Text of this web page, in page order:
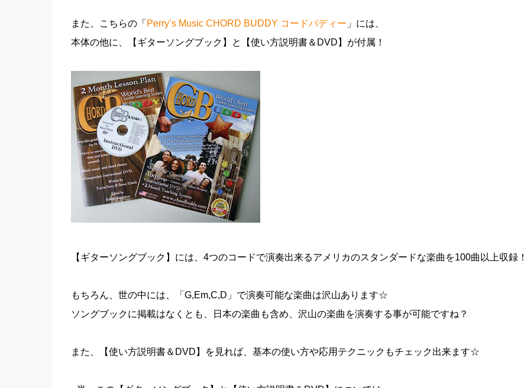
また、こちらの「 Perry’s Music CHORD BUDDY コードバディー 」には、
本体の他に、【ギターソングブック】と【使い方説明書＆DVD】が付属！
【ギターソングブック】には、4つのコードで演奏出来るアメリカのスタンダードな楽曲を100曲以上収録！
もちろん、世の中には、「G,Em,C,D」で演奏可能な楽曲は沢山あります☆
ソングブックに掲載はなくとも、日本の楽曲も含め、沢山の楽曲を演奏する事が可能ですね？
また、【使い方説明書＆DVD】を見れば、基本の使い方や応用テクニックもチェック出来ます☆